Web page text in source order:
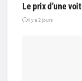
Le prix d’une
il y a 2 jours